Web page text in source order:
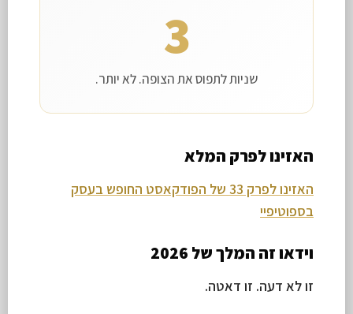
3
שניות לתפוס את הצופה. לא יותר.
האזינו לפרק המלא
האזינו לפרק 33 של הפודקאסט החופש בעסק
בספוטיפיי
וידאו זה המלך של 2026
זו לא דעה. זו דאטה.